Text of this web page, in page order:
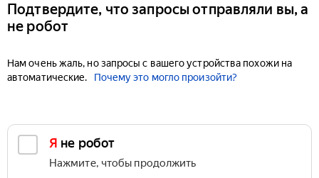
Подтвердите, что запросы отправляли вы, а
не робот
Нам очень жаль, но запросы с вашего устройства похожи на
автоматические.
Почему это могло произойти?
Я не робот
Нажмите, чтобы продолжить